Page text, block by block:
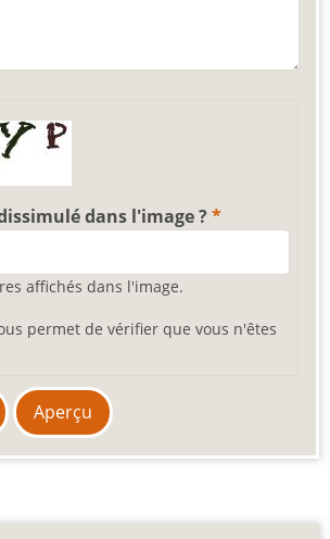
dans l'image ?
affichés dans l'image.
permet de vérifier que vous n'êtes